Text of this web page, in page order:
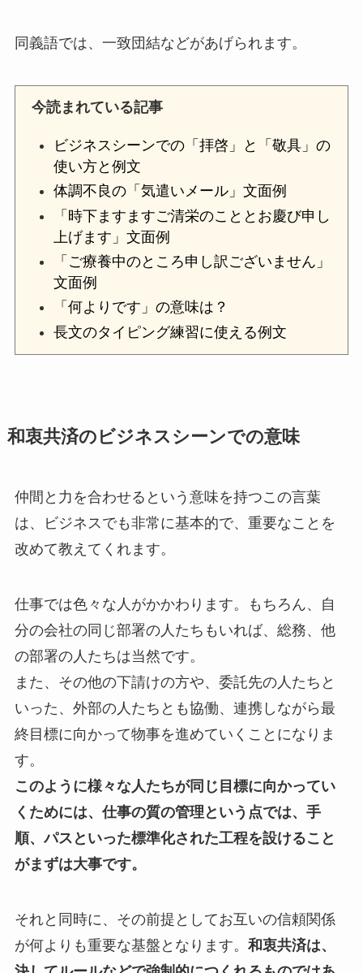
同義語では、一致団結などがあげられます。
今読まれている記事
ビジネスシーンでの「拝啓」と「敬具」の
使い方と例文
体調不良の「気遣いメール」文面例
「時下ますますご清栄のこととお慶び申し
上げます」文面例
「ご療養中のところ申し訳ございません」
文面例
「何よりです」の意味は？
長文のタイピング練習に使える例文
和衷共済のビジネスシーンでの意味
仲間と力を合わせるという意味を持つこの言葉
は、ビジネスでも非常に基本的で、重要なことを
改めて教えてくれます。
仕事では色々な人がかかわります。もちろん、自
分の会社の同じ部署の人たちもいれば、総務、他
の部署の人たちは当然です。
また、その他の下請けの方や、委託先の人たちと
いった、外部の人たちとも協働、連携しながら最
終目標に向かって物事を進めていくことになりま
す。
このように様々な人たちが同じ目標に向かってい
くためには、仕事の質の管理という点では、手
順、パスといった標準化された工程を設けること
がまずは大事です。
それと同時に、その前提としてお互いの信頼関係
が何よりも重要な基盤となります。 和衷共済は、